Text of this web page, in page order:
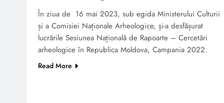
partea de est a orașului
Hoardei de Aur de la
Costești
În ziua de 16 mai 2023, sub egida Ministerului Culturii
și a Comisiei Naționale Arheologice, și-a desfășurat
lucrările Sesiunea Națională de Rapoarte – Cercetări
arheologice în Republica Moldova, Campania 2022.
Read More